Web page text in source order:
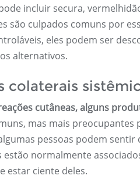
incluir secura,
são culpados comuns por
eles podem ser
alternativos.
colaterais
cutâneas, alguns
mas mais
pessoas podem
estão normalmente
estar ciente deles.